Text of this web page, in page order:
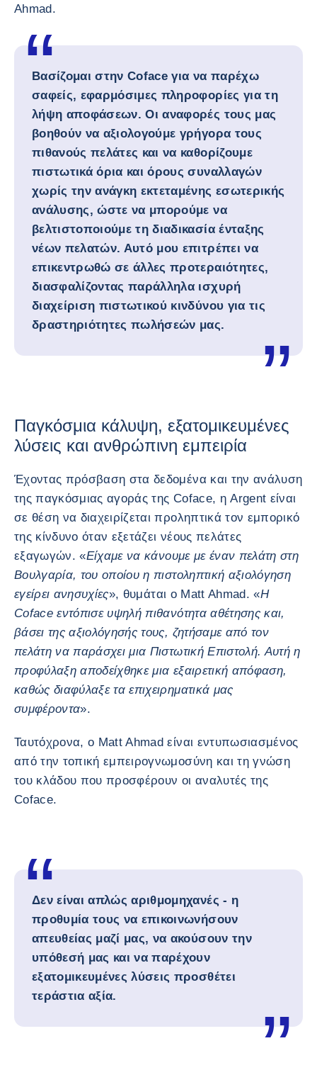
Ahmad.
Βασίζομαι στην Coface για να παρέχω
σαφείς, εφαρμόσιμες πληροφορίες για τη
λήψη αποφάσεων. Οι αναφορές τους μας
βοηθούν να αξιολογούμε γρήγορα τους
πιθανούς πελάτες και να καθορίζουμε
πιστωτικά όρια και όρους συναλλαγών
χωρίς την ανάγκη εκτεταμένης εσωτερικής
ανάλυσης, ώστε να μπορούμε να
βελτιστοποιούμε τη διαδικασία ένταξης
νέων πελατών. Αυτό μου επιτρέπει να
επικεντρωθώ σε άλλες προτεραιότητες,
διασφαλίζοντας παράλληλα ισχυρή
διαχείριση πιστωτικού κινδύνου για τις
δραστηριότητες πωλήσεών μας.
Παγκόσμια κάλυψη, εξατομικευμένες
λύσεις και ανθρώπινη εμπειρία
Έχοντας πρόσβαση στα δεδομένα και την ανάλυση
της παγκόσμιας αγοράς της Coface, η Argent είναι
σε θέση να διαχειρίζεται προληπτικά τον εμπορικό
της κίνδυνο όταν εξετάζει νέους πελάτες
εξαγωγών. «Είχαμε να κάνουμε με έναν πελάτη στη
Βουλγαρία, του οποίου η πιστοληπτική αξιολόγηση
εγείρει ανησυχίες», θυμάται ο Matt Ahmad. «Η
Coface εντόπισε υψηλή πιθανότητα αθέτησης και,
βάσει της αξιολόγησής τους, ζητήσαμε από τον
πελάτη να παράσχει μια Πιστωτική Επιστολή. Αυτή η
προφύλαξη αποδείχθηκε μια εξαιρετική απόφαση,
καθώς διαφύλαξε τα επιχειρηματικά μας
συμφέροντα».
Ταυτόχρονα, ο Matt Ahmad είναι εντυπωσιασμένος
από την τοπική εμπειρογνωμοσύνη και τη γνώση
του κλάδου που προσφέρουν οι αναλυτές της
Coface.
Δεν είναι απλώς αριθμομηχανές - η
προθυμία τους να επικοινωνήσουν
απευθείας μαζί μας, να ακούσουν την
υπόθεσή μας και να παρέχουν
εξατομικευμένες λύσεις προσθέτει
τεράστια αξία.